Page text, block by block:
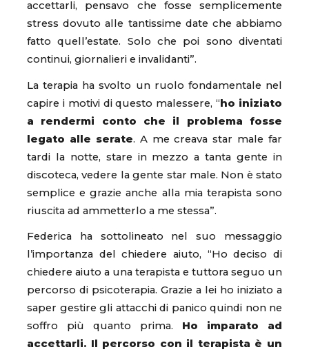
accettarli, pensavo che fosse semplicemente
stress dovuto alle tantissime date che abbiamo
fatto quell’estate. Solo che poi sono diventati
continui, giornalieri e invalidanti”.
La terapia ha svolto un ruolo fondamentale nel
capire i motivi di questo malessere, “ho iniziato
a rendermi conto che il problema fosse
legato alle serate. A me creava star male far
tardi la notte, stare in mezzo a tanta gente in
discoteca, vedere la gente star male. Non è stato
semplice e grazie anche alla mia terapista sono
riuscita ad ammetterlo a me stessa”.
Federica ha sottolineato nel suo messaggio
l’importanza del chiedere aiuto, “Ho deciso di
chiedere aiuto a una terapista e tuttora seguo un
percorso di psicoterapia. Grazie a lei ho iniziato a
saper gestire gli attacchi di panico quindi non ne
soffro più quanto prima. Ho imparato ad
accettarli. Il percorso con il terapista è un